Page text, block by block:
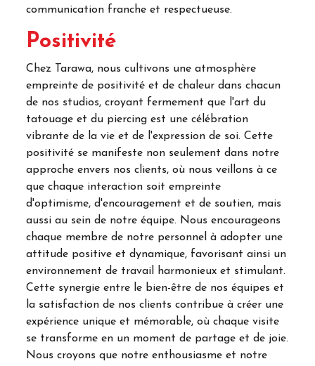
communication franche et respectueuse.
Positivité
Chez Tarawa, nous cultivons une atmosphère
empreinte de positivité et de chaleur dans chacun
de nos studios, croyant fermement que l'art du
tatouage et du piercing est une célébration
vibrante de la vie et de l'expression de soi. Cette
positivité se manifeste non seulement dans notre
approche envers nos clients, où nous veillons à ce
que chaque interaction soit empreinte
d'optimisme, d'encouragement et de soutien, mais
aussi au sein de notre équipe. Nous encourageons
chaque membre de notre personnel à adopter une
attitude positive et dynamique, favorisant ainsi un
environnement de travail harmonieux et stimulant.
Cette synergie entre le bien-être de nos équipes et
la satisfaction de nos clients contribue à créer une
expérience unique et mémorable, où chaque visite
se transforme en un moment de partage et de joie.
Nous croyons que notre enthousiasme et notre